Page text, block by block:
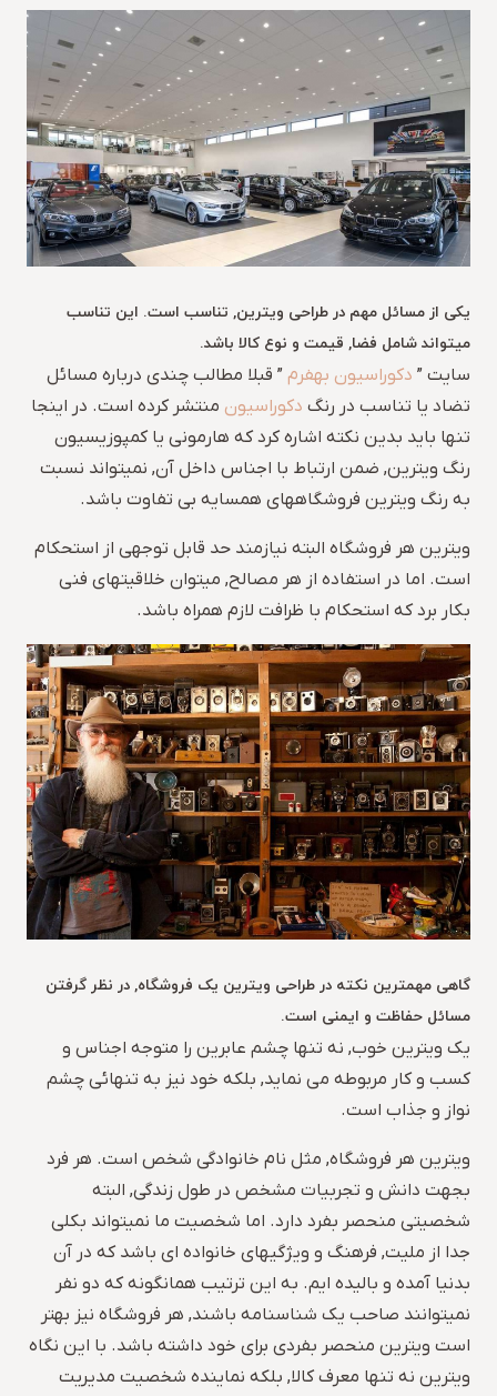
یکی از مسائل مهم در طراحی ویترین, تناسب است. این تناسب
میتواند شامل فضا, قیمت و نوع کالا باشد.
سایت ” دکوراسیون بهفرم ” قبلا مطالب چندی درباره مسائل
تضاد یا تناسب در رنگ دکوراسیون منتشر کرده است. در اینجا
تنها باید بدین نکته اشاره کرد که هارمونی یا کمپوزیسیون
رنگ ویترین, ضمن ارتباط با اجناس داخل آن, نمیتواند نسبت
به رنگ ویترین فروشگاههای همسایه بی تفاوت باشد.
ویترین هر فروشگاه البته نیازمند حد قابل توجهی از استحکام
است. اما در استفاده از هر مصالح, میتوان خلاقیتهای فنی
بکار برد که استحکام با ظرافت لازم همراه باشد.
گاهی مهمترین نکته در طراحی ویترین یک فروشگاه, در نظر گرفتن
مسائل حفاظت و ایمنی است.
یک ویترین خوب, نه تنها چشم عابرین را متوجه اجناس و
کسب و کار مربوطه می نماید, بلکه خود نیز به تنهائی چشم
نواز و جذاب است.
ویترین هر فروشگاه, مثل نام خانوادگی شخص است. هر فرد
بجهت دانش و تجربیات مشخص در طول زندگی, البته
شخصیتی منحصر بفرد دارد. اما شخصیت ما نمیتواند بکلی
جدا از ملیت, فرهنگ و ویژگیهای خانواده ای باشد که در آن
بدنیا آمده و بالیده ایم. به این ترتیب همانگونه که دو نفر
نمیتوانند صاحب یک شناسنامه باشند, هر فروشگاه نیز بهتر
است ویترین منحصر بفردی برای خود داشته باشد. با این نگاه
ویترین نه تنها معرف کالا, بلکه نماینده شخصیت مدیریت